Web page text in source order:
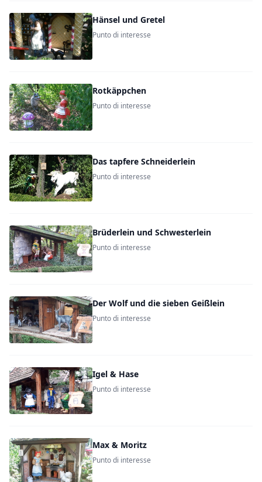
Hänsel und Gretel
Punto di interesse
Rotkäppchen
Punto di interesse
Das tapfere Schneiderlein
Punto di interesse
Brüderlein und Schwesterlein
Punto di interesse
Der Wolf und die sieben Geißlein
Punto di interesse
Igel & Hase
Punto di interesse
Max & Moritz
Punto di interesse